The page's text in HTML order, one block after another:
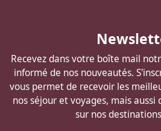
Recevez dans votre boîte mail
informé de nos nouveautés.
vous permet de recevoir les
nos séjour et voyages, mais
sur nos